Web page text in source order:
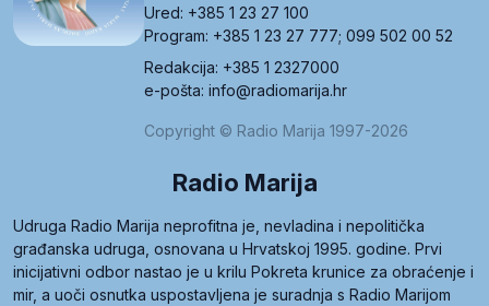
Ured: +385 1 23 27 100
Program: +385 1 23 27 777; 099 502 00 52
Redakcija: +385 1 2327000
e-pošta: info@radiomarija.hr
Copyright © Radio Marija 1997-2026
Radio Marija
Udruga Radio Marija neprofitna je, nevladina i nepolitička
građanska udruga, osnovana u Hrvatskoj 1995. godine. Prvi
inicijativni odbor nastao je u krilu Pokreta krunice za obraćenje i
mir, a uoči osnutka uspostavljena je suradnja s Radio Marijom